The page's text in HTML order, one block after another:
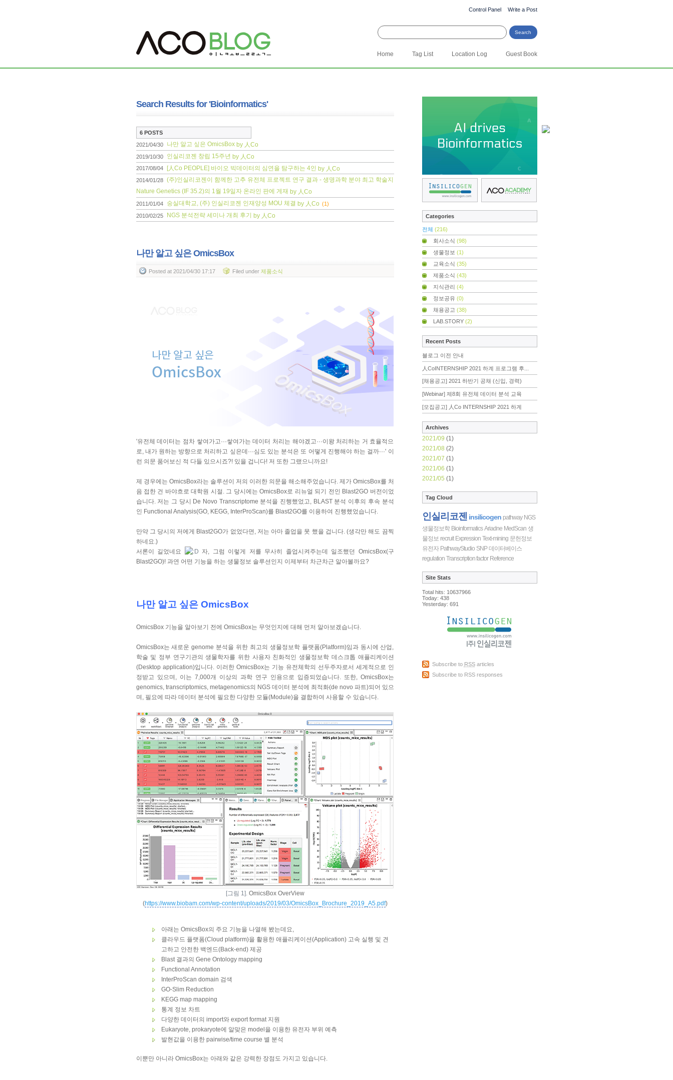
Control Panel Write a Post
Home Tag List Location Log Guest Book
Search Results for 'Bioinformatics'
6 POSTS
2021/04/30
나만 알고 싶은 OmicsBox by 人Co
2019/10/30 인실리코젠 창립 15주년 by 人Co
2017/08/04 [人Co PEOPLE] 바이오 빅데이터의 심연을 탐구하는 4인 by 人Co
2014/01/28
(주)인실리코젠이 함께한 고추 유전체 프로젝트 연구 결과 - 생명과학 분야 최고 학술지
Nature Genetics (IF 35.2)의 1월 19일자 온라인 판에 게재 by 人Co
2011/01/04 숭실대학교, (주) 인실리코젠 인재양성 MOU 체결 by 人Co (1)
2010/02/25
NGS 분석전략 세미나 개최 후기 by 人Co
나만 알고 싶은 OmicsBox
Postedat 2021/04/30 17:17 Filed under제품소식
'유전체 데이터는 점차 쌓여가고···쌓여가는 데이터 처리는 해야겠고···이왕 처리하는 거 효율적으
로, 내가 원하는 방향으로 처리하고 싶은데···심도 있는 분석은 또 어떻게 진행해야 하는 걸까···' 이
런 의문 품어보신 적 다들 있으시죠?! 있을 겁니다! 저 또한 그랬으니까요!
제 경우에는 OmicsBox라는 솔루션이 저의 이러한 의문을 해소해주었습니다. 제가 OmicsBox를 처
음 접한 건 바야흐로 대학원 시절. 그 당시에는 OmicsBox로 리뉴얼 되기 전인 Blast2GO 버전이었
습니다. 저는 그 당시 De Novo Transcriptome 분석을 진행했었고, BLAST 분석 이후의 후속 분석
인 Functional Analysis(GO, KEGG, InterProScan)를 Blast2GO를 이용하여 진행했었습니다.
만약 그 당시의 저에게 Blast2GO가 없었다면, 저는 아마 졸업을 못 했을 겁니다. (생각만 해도 끔찍
하네요.)
서론이 길었네요
자, 그럼 이렇게 저를 무사히 졸업시켜주는데 일조했던 OmicsBox(구
Blast2GO)! 과연 어떤 기능을 하는 생물정보 솔루션인지 이제부터 차근차근 알아볼까요?
나만 알고 싶은 OmicsBox
OmicsBox 기능을 알아보기 전에 OmicsBox는 무엇인지에 대해 먼저 알아보겠습니다.
OmicsBox는 새로운 genome 분석을 위한 최고의 생물정보학 플랫폼(Platform)임과 동시에 산업,
학술 및 정부 연구기관의 생물학자를 위한 사용자 친화적인 생물정보학 데스크톱 애플리케이션
(Desktop application)입니다. 이러한 OmicsBox는 기능 유전체학의 선두주자로서 세계적으로 인
정받고 있으며, 이는 7,000개 이상의 과학 연구 인용으로 입증되었습니다. 또한, OmicsBox는
genomics, transcriptomics, metagenomics의 NGS 데이터 분석에 최적화(de novo 파트)되어 있으
며, 필요에 따라 데이터 분석에 필요한 다양한 모듈(Module)을 결합하여 사용할 수 있습니다.
[그림 1]. OmicsBox OverView
(https://www.biobam.com/wp-content/uploads/2019/03/OmicsBox_Brochure_2019_A5.pdf)
아래는 OmicsBox의 주요 기능을 나열해 봤는데요,
클라우드 플랫폼(Cloud platform)을 활용한 애플리케이션(Application) 고속 실행 및 견
고하고 안전한 백엔드(Back-end) 제공
Blast 결과의 Gene Ontology mapping
Functional Annotation
InterProScan domain 검색
GO-Slim Reduction
KEGG map mapping
통계 정보 차트
다양한 데이터의 import와 export format 지원
Eukaryote, prokaryote에 알맞은 model을 이용한 유전자 부위 예측
발현값을 이용한 pairwise/time course 별 분석
이뿐만 아니라 OmicsBox는 아래와 같은 강력한 장점도 가지고 있습니다.
Categories
전체 (216)
회사소식 (98)
생물정보 (1)
교육소식 (35)
제품소식 (43)
지식관리 (4)
정보공유 (0)
채용공고 (38)
LAB.STORY (2)
Recent Posts
블로그 이전 안내
人CoINTERNSHIP 2021 하계 프로그램 후...
[채용공고] 2021 하반기 공채 (신입, 경력)
[Webinar] 제8회 유전체 데이터 분석 교육
[모집공고] 人Co INTERNSHIP 2021 하계
Archives
2021/09 (1)
2021/08 (2)
2021/07 (1)
2021/06 (1)
2021/05 (1)
Tag Cloud
인실리코젠 insilicogen pathway NGS
생물정보학 Bioinformatics Ariadne MedScan 생
물정보 recruit Expression Text-mining 문헌정보
유전자 PathwayStudio SNP 데이터베이스
regulation Transcription factor Reference
Site Stats
Total hits: 10637966
Today: 438
Yesterday: 691
Subscribe to RSSarticles
Subscribe to RSS responses